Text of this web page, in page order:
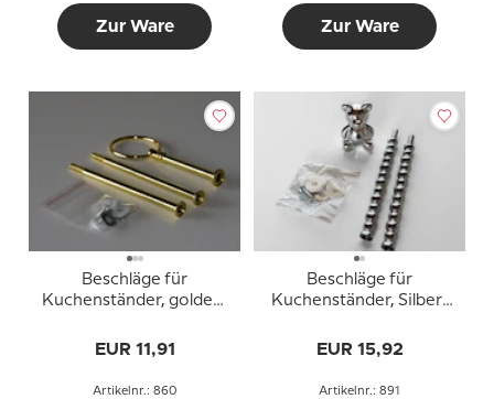
Zur Ware Zur Ware
Beschläge für
Kuchenständer, golden,
EUR 11,91
Artikelnr.: 860
Beschläge für
Kuchenständer, Silber-
Schicht
EUR 15,92
Artikelnr.: 891